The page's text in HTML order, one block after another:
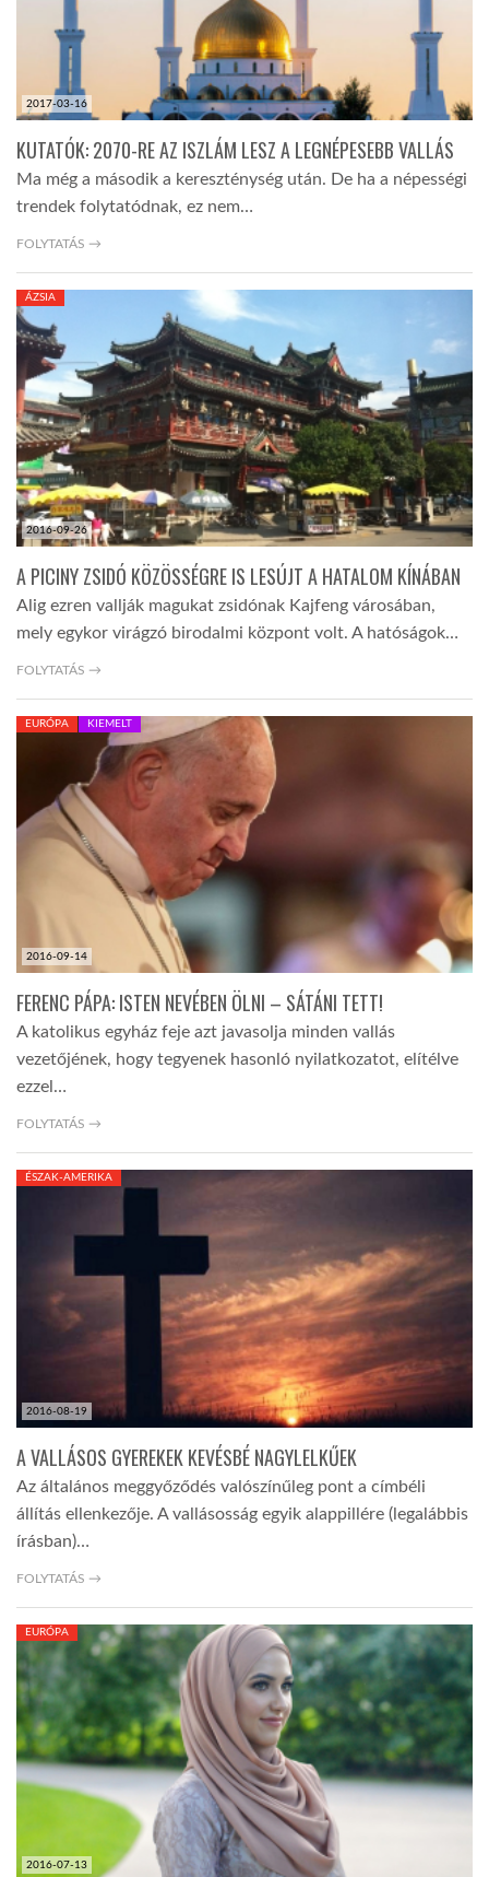
GLOBOBOOK
2017-03-16
KUTATÓK: 2070-RE AZ ISZLÁM LESZ A LEGNÉPESEBB VALLÁS
Ma még a második a kereszténység után. De ha a népességi
trendek folytatódnak, ez nem…
FOLYTATÁS →
2016-09-26
ÁZSIA
A PICINY ZSIDÓ KÖZÖSSÉGRE IS LESÚJT A HATALOM KÍNÁBAN
Alig ezren vallják magukat zsidónak Kajfeng városában,
mely egykor virágzó birodalmi központ volt. A hatóságok…
FOLYTATÁS →
2016-09-14
EURÓPA KIEMELT
FERENC PÁPA: ISTEN NEVÉBEN ÖLNI – SÁTÁNI TETT!
A katolikus egyház feje azt javasolja minden vallás
vezetőjének, hogy tegyenek hasonló nyilatkozatot, elítélve
ezzel…
FOLYTATÁS →
2016-08-19
ÉSZAK-AMERIKA
A VALLÁSOS GYEREKEK KEVÉSBÉ NAGYLELKŰEK
Az általános meggyőződés valószínűleg pont a címbéli
állítás ellenkezője. A vallásosság egyik alappillére (legalábbis
írásban)…
FOLYTATÁS →
2016-07-13
EURÓPA